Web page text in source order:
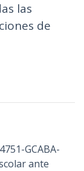
las
de
GCABA-
ante